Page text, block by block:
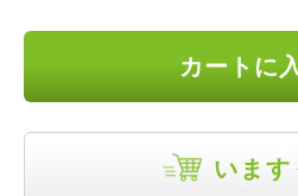
カートに
います